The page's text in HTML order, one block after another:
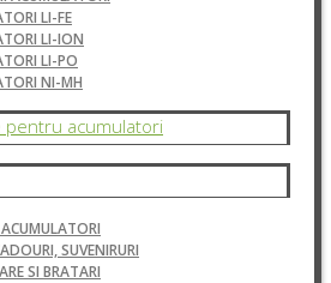
LI-FE
LI-ION
LI-PO
NI-MH
pentru acumulatori
SUVENIRURI
SI BRATARI